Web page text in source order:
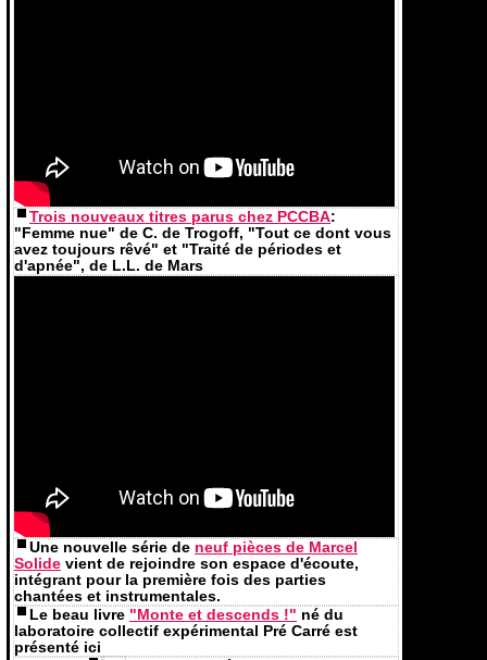
Trois nouveaux titres parus chez PCCBA:
"Femme nue" de C. de Trogoff, "Tout ce dont vous
avez toujours rêvé" et "Traité de périodes et
d'apnée", de L.L. de Mars
Une nouvelle série de neuf pièces de Marcel
Solide vient de rejoindre son espace d'écoute,
intégrant pour la première fois des parties
chantées et instrumentales.
Le beau livre "Monte et descends !" né du
laboratoire collectif expérimental Pré Carré est
présenté ici